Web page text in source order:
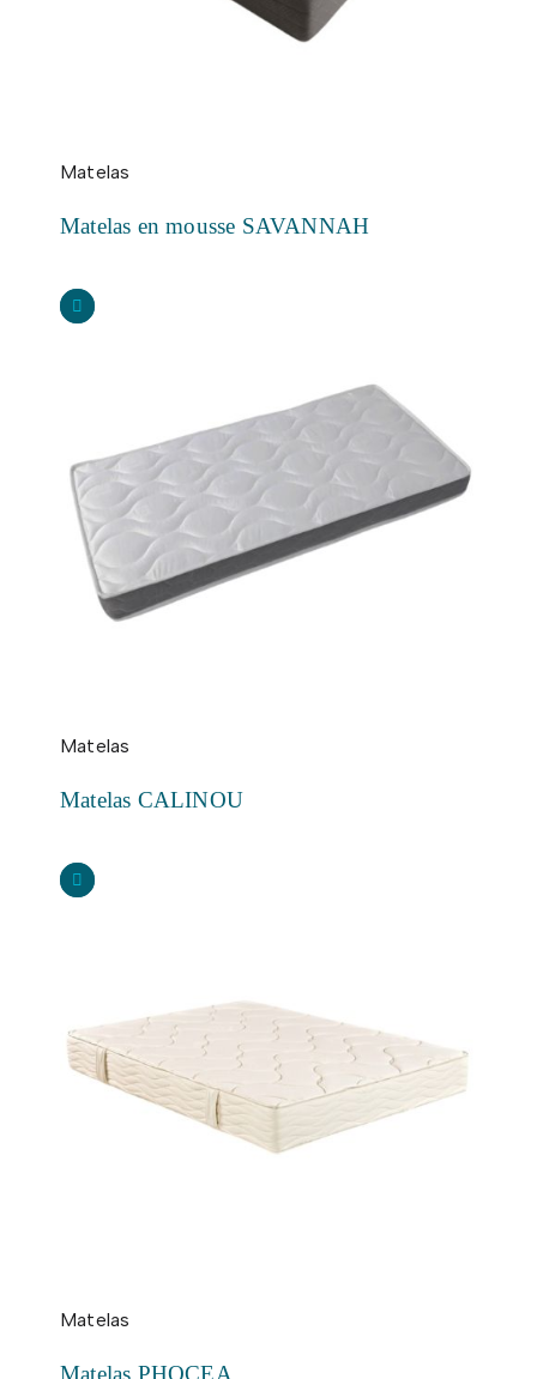
Matelas
Matelas en mousse SAVANNAH
Matelas
Matelas CALINOU
Matelas
Matelas PHOCEA